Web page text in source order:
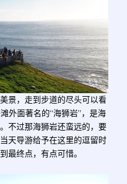
景，走到步道的尽头可以看
外面著名的“海狮岩”，是海
不过那海狮岩还蛮远的，要
天导游给予在这里的逗留时
最终点，有点可惜。